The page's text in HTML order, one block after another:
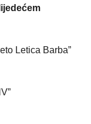
Letica Barba”